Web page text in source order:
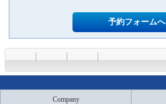
予約フォームへ
Company